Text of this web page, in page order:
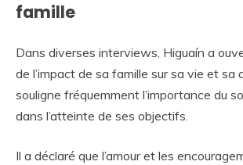
famille
Dans diverses interviews, Higuaín a
de l’impact de sa famille sur sa vie et sa
souligne fréquemment l’importance du
dans l’atteinte de ses objectifs.
Il a déclaré que l’amour et les